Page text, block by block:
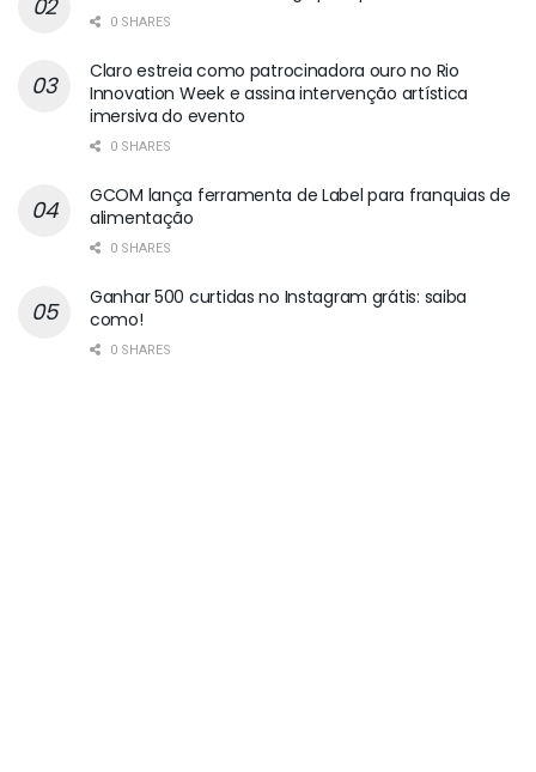
0 SHARES
Claro estreia como patrocinadora ouro no Rio
Innovation Week e assina intervenção artística
imersiva do evento
0 SHARES
GCOM lança ferramenta de Label para franquias de
alimentação
0 SHARES
Ganhar 500 curtidas no Instagram grátis: saiba
como!
0 SHARES